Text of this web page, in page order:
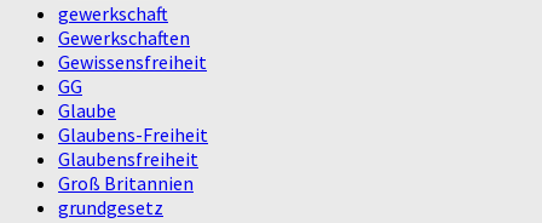
gewerkschaft
Gewerkschaften
Gewissensfreiheit
GG
Glaube
Glaubens-Freiheit
Glaubensfreiheit
Groß Britannien
grundgesetz